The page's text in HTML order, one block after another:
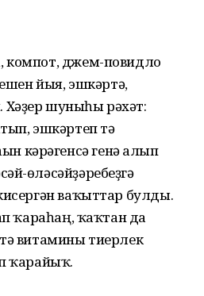
компот, джем-повидло
йыя, эшкәртә,
шуныһы рәхәт:
эш­кәр­теп тә
кәрәгенсә генә алып
өлә­сәйҙәребеҙгә
ваҡыттар булды.
ҡараһаң, ҡаҡтан да
витамины тиерлек
ҡара­йыҡ.